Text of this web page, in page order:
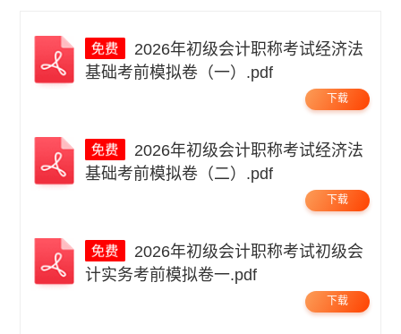
基础考前模拟卷（一）.pdf
下载
基础考前模拟卷（二）.pdf
下载
计实务考前模拟卷一.pdf
下载